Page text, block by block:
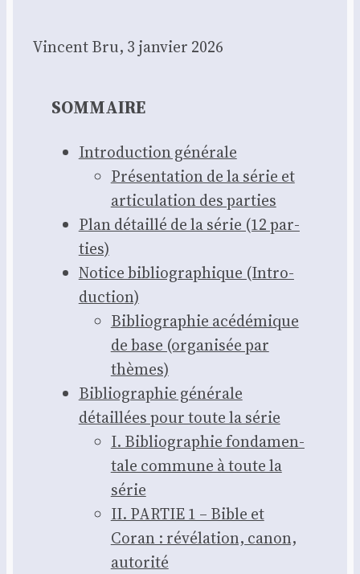
Vincent Bru, 3 jan­vier 2026
SOMMAIRE
Intro­duc­tion géné­rale
Pré­sen­ta­tion de la série et
arti­cu­la­tion des par­ties
Plan détaillé de la série (12 par­
ties)
Notice biblio­gra­phique (Intro­
duc­tion)
Biblio­gra­phie acé­dé­mique
de base (orga­ni­sée par
thèmes)
Biblio­gra­phie géné­rale
détaillées pour toute la série
I. Biblio­gra­phie fon­da­men­
tale com­mune à toute la
série
II. PARTIE 1 – Bible et
Coran : révé­la­tion, canon,
auto­ri­té